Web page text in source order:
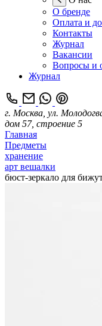
О бренде
Оплата и
Контакты
Журнал
Вакансии
Вопросы и
Журнал
г. Москва, ул.
дом 57, строение 5
Главная
Предметы
хранение
арт вешалки
бюст-зеркало для